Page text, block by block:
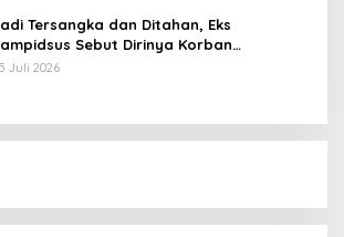
Tersangka dan Ditahan, Eks
Sebut Dirinya Korban
Juli 2026